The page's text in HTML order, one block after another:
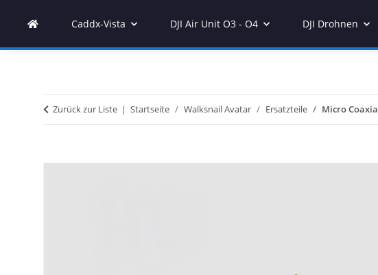
Caddx-Vista DJI Air Unit O3 - O4 DJI Drohnen
Zurück zur Liste Startseite Walksnail Avatar Ersatzteile Micro